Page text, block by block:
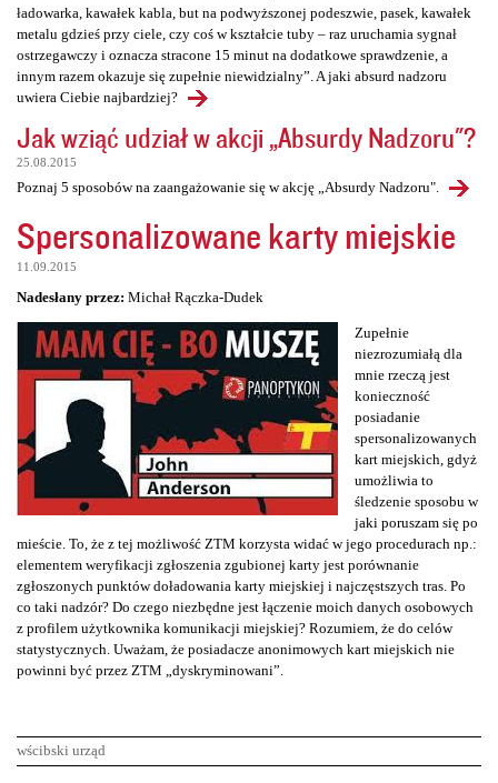
ładowarka, kawałek kabla, but na podwyższonej podeszwie, pasek, kawałek
metalu gdzieś przy ciele, czy coś w kształcie tuby – raz uruchamia sygnał
ostrzegawczy i oznacza stracone 15 minut na dodatkowe sprawdzenie, a
innym razem okazuje się zupełnie niewidzialny”. A jaki absurd nadzoru
uwiera Ciebie najbardziej?
Jak wziąć udział w akcji „Absurdy Nadzoru"?
25.08.2015
Poznaj 5 sposobów na zaangażowanie się w akcję „Absurdy Nadzoru".
Spersonalizowane karty miejskie
11.09.2015
Nadesłany przez: Michał Rączka-Dudek
Zupełnie
niezrozumiałą dla
mnie rzeczą jest
konieczność
posiadanie
spersonalizowanych
kart miejskich, gdyż
umożliwia to
śledzenie sposobu w
jaki poruszam się po
mieście. To, że z tej możliwość ZTM korzysta widać w jego procedurach np.:
elementem weryfikacji zgłoszenia zgubionej karty jest porównanie
zgłoszonych punktów doładowania karty miejskiej i najczęstszych tras. Po
co taki nadzór? Do czego niezbędne jest łączenie moich danych osobowych
z profilem użytkownika komunikacji miejskiej? Rozumiem, że do celów
statystycznych. Uważam, że posiadacze anonimowych kart miejskich nie
powinni być przez ZTM „dyskryminowani”.
wścibski urząd